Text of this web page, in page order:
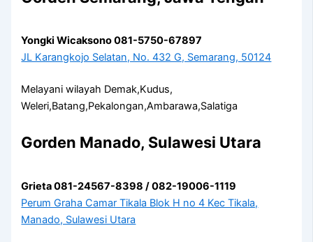
Yongki Wicaksono 081-5750-67897
JL Karangkojo Selatan, No. 432 G, Semarang, 50124
Melayani wilayah Demak,Kudus,
Weleri,Batang,Pekalongan,Ambarawa,Salatiga
Gorden Manado, Sulawesi Utara
Grieta 081-24567-8398 / 082-19006-1119
Perum Graha Camar Tikala Blok H no 4 Kec Tikala,
Manado, Sulawesi Utara